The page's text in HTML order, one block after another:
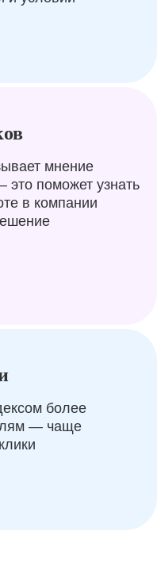
мнение
это поможет узнать
в компании
более
— чаще